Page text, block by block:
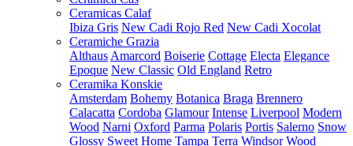
Ceramicas Calaf
Ibiza Gris New Cadi Rojo Red New Cadi Xocolat
Ceramiche Grazia
Althaus Amarcord Boiserie Cottage Electa Elegance
Epoque New Classic Old England Retro
Ceramika Konskie
Amsterdam Bohemy Botanica Braga Brennero
Calacatta Cordoba Glamour Intense Liverpool Modern
Wood Narni Oxford Parma Polaris Portis Salerno Snow
Glossy Sweet Home Tampa Terra Windsor Wood